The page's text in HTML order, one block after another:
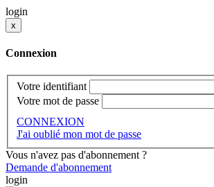
login
x
Connexion
Votre identifiant
Votre mot de passe
CONNEXION
J'ai oublié mon mot de passe
Vous n'avez pas d'abonnement ?
Demande d'abonnement
login